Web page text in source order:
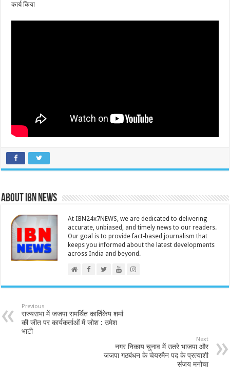
कार्य किया
About IBN NEWS
At IBN24x7NEWS, we are dedicated to delivering
accurate, unbiased, and timely news to our readers.
Our goal is to provide fact-based journalism that
keeps you informed about the latest developments
across India and beyond.
Previous
राज्यसभा में जजपा समर्थित कार्तिकेय शर्मा
की जीत पर कार्यकर्ताओं में जोश : उमेश
भाटी
Next
नगर निकाय चुनाव में उतरे भाजपा और
जजपा गठबंधन के चेयरमैन पद के प्रत्याशी
संजय मनोचा